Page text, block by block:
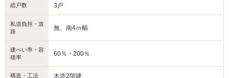
総戸数 3戸
私道負担・道
路
無、南4ｍ幅
建ぺい率・容
積率
60％・200％
構造・工法 木造2階建